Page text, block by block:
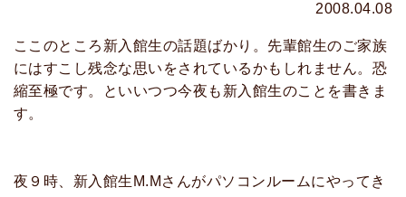
2008.04.08
ここのところ新入館生の話題ばかり。先輩館生のご家族
にはすこし残念な思いをされているかもしれません。恐
縮至極です。といいつつ今夜も新入館生のことを書きま
す。
夜９時、新入館生M.Mさんがパソコンルームにやってき